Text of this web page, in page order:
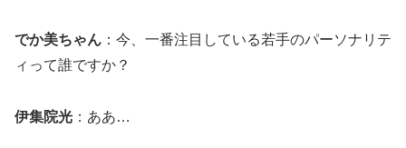
でか美ちゃん ：今、一番注目している若手のパーソナリテ
ィって誰ですか？
伊集院光 ：ああ…